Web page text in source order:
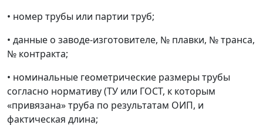
• номер трубы или партии труб;
• данные о заводе-изготовителе, № плавки, № транса,
№ контракта;
• номинальные геометрические размеры трубы
согласно нормативу (ТУ или ГОСТ, к которым
«привязана» труба по результатам ОИП, и
фактическая длина;